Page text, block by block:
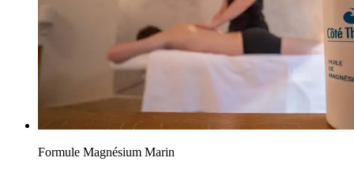
Formule Magnésium Marin